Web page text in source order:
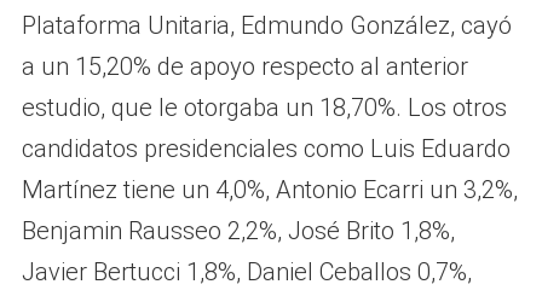
Plataforma Unitaria, Edmundo González, cayó
a un 15,20% de apoyo respecto al anterior
estudio, que le otorgaba un 18,70%. Los otros
candidatos presidenciales como Luis Eduardo
Martínez tiene un 4,0%, Antonio Ecarri un 3,2%,
Benjamin Rausseo 2,2%, José Brito 1,8%,
Javier Bertucci 1,8%, Daniel Ceballos 0,7%,